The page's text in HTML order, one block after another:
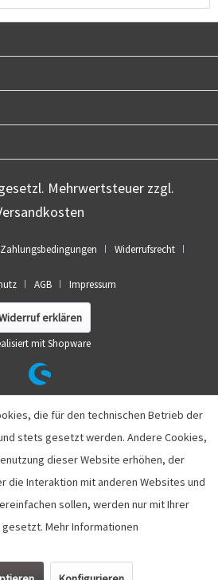
Mehrwertsteuer zzgl.
Widerrufsrecht
AGB Impressum
erklären
mit Shopware
die für den technischen Betrieb der
stets gesetzt werden. Andere Cookies,
dieser Website erhöhen, der
die Interaktion mit anderen Websites und
sollen, werden nur mit Ihrer
gesetzt. Mehr Informationen